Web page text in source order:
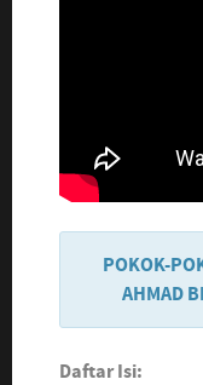
POKOK-
AHMAD
Daftar Isi: